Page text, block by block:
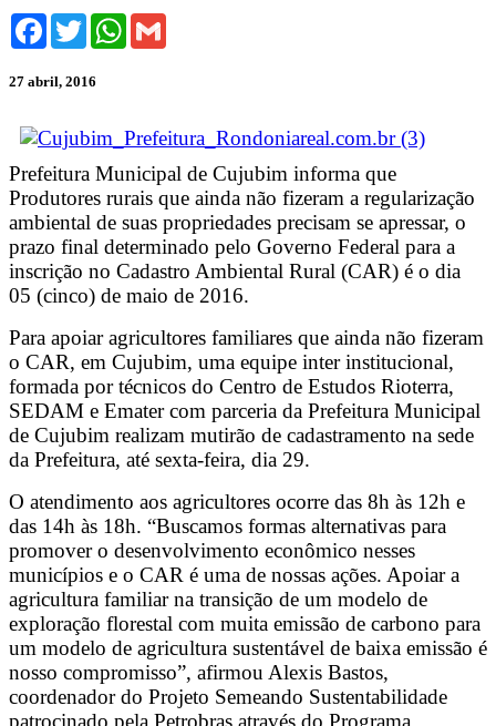
Facebook
TwitterWhatsApp
27 abril, 2016
Prefeitura Municipal de Cujubim informa que
Produtores rurais que ainda não fizeram a regularização
ambiental de suas propriedades precisam se apressar, o
prazo final determinado pelo Governo Federal para a
inscrição no Cadastro Ambiental Rural (CAR) é o dia
05 (cinco) de maio de 2016.
Para apoiar agricultores familiares que ainda não fizeram
o CAR, em Cujubim, uma equipe inter institucional,
formada por técnicos do Centro de Estudos Rioterra,
SEDAM e Emater com parceria da Prefeitura Municipal
de Cujubim realizam mutirão de cadastramento na sede
da Prefeitura, até sexta-feira, dia 29.
O atendimento aos agricultores ocorre das 8h às 12h e
das 14h às 18h. “Buscamos formas alternativas para
promover o desenvolvimento econômico nesses
municípios e o CAR é uma de nossas ações. Apoiar a
agricultura familiar na transição de um modelo de
exploração florestal com muita emissão de carbono para
um modelo de agricultura sustentável de baixa emissão é
nosso compromisso”, afirmou Alexis Bastos,
coordenador do Projeto Semeando Sustentabilidade
patrocinado pela Petrobras através do Programa